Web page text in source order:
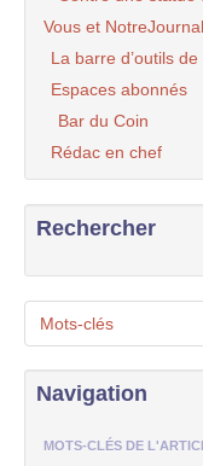
Vous et NotreJournal
La barre d’outils
Espaces abonnés
Bar du Coin
Rédac en chef
Rechercher
Mots-clés
Navigation
MOTS-CLÉS DE